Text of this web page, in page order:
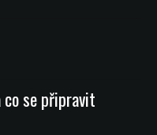
co se připravit